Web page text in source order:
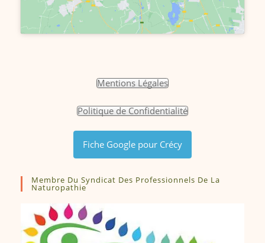
Mentions Légales
Politique de Confidentialité
Fiche Google pour Crécy
Membre Du Syndicat Des Professionnels De La
Naturopathie